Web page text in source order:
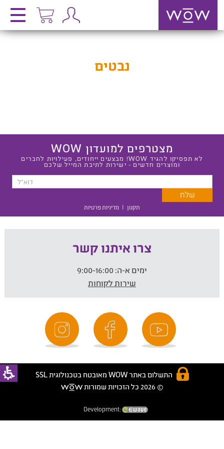
נבטים
מצטרפים למועדון WOW
לא תפסיקו להגיד WOW! מבצעים ייחודים, פעילויות לחברים
ומוצרים חדשים - ישירות לתיבת המייל שלכם
תקנון | מדיניות פרטיות
צרו איתנו קשר
ימים א-ה:
שירות לקוחות
התשלום באתר WOW מאובטח בטכנולוגית SSL
© 2026 כל הזכויות שמורות
Development: